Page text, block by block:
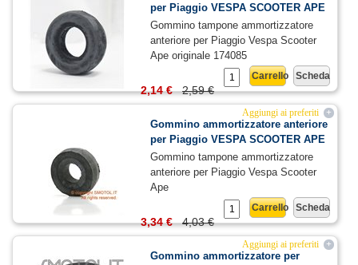
per Piaggio VESPA SCOOTER APE
Gommino tampone ammortizzatore
anteriore per Piaggio Vespa Scooter
Ape originale 174085
Scheda
Carrello
2,59 €
2,14 €
+
Aggiungi ai preferiti
Gommino ammortizzatore anteriore
per Piaggio VESPA SCOOTER APE
Gommino tampone ammortizzatore
anteriore per Piaggio Vespa Scooter
Ape
Scheda
Carrello
4,03 €
3,34 €
+
Aggiungi ai preferiti
Gommino ammortizzatore per